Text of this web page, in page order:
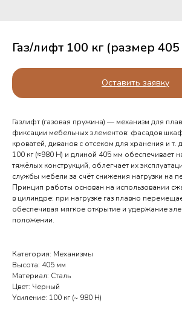
Газ/лифт 100 кг (размер
Оставить заявку
Газлифт (газовая пружина) — механизм для
фиксации мебельных элементов: фасадов
кроватей, диванов с отсеком для хранения и т.
100 кг (≈980 Н) и длиной 405 мм обеспечивает
тяжёлых конструкций, облегчает их
службы мебели за счёт снижения нагрузки на
Принцип работы основан на использовании
в цилиндре: при нагрузке газ плавно
обеспечивая мягкое открытие и удержание
положении.
Категория: Механизмы
Высота: 405 мм
Материал: Сталь
Цвет: Черный
Усиление: 100 кг (~ 980 Н)
Орёл — 7 905 167 14 34
Курск — 7 950 873 89 10
Телефоны выходного дня